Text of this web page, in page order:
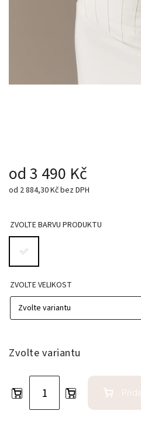
od 3 490 Kč
od 2 884,30 Kčbez DPH
ZVOLTE BARVU PRODUKTU
ZVOLTE VELIKOST
Zvolte variantu